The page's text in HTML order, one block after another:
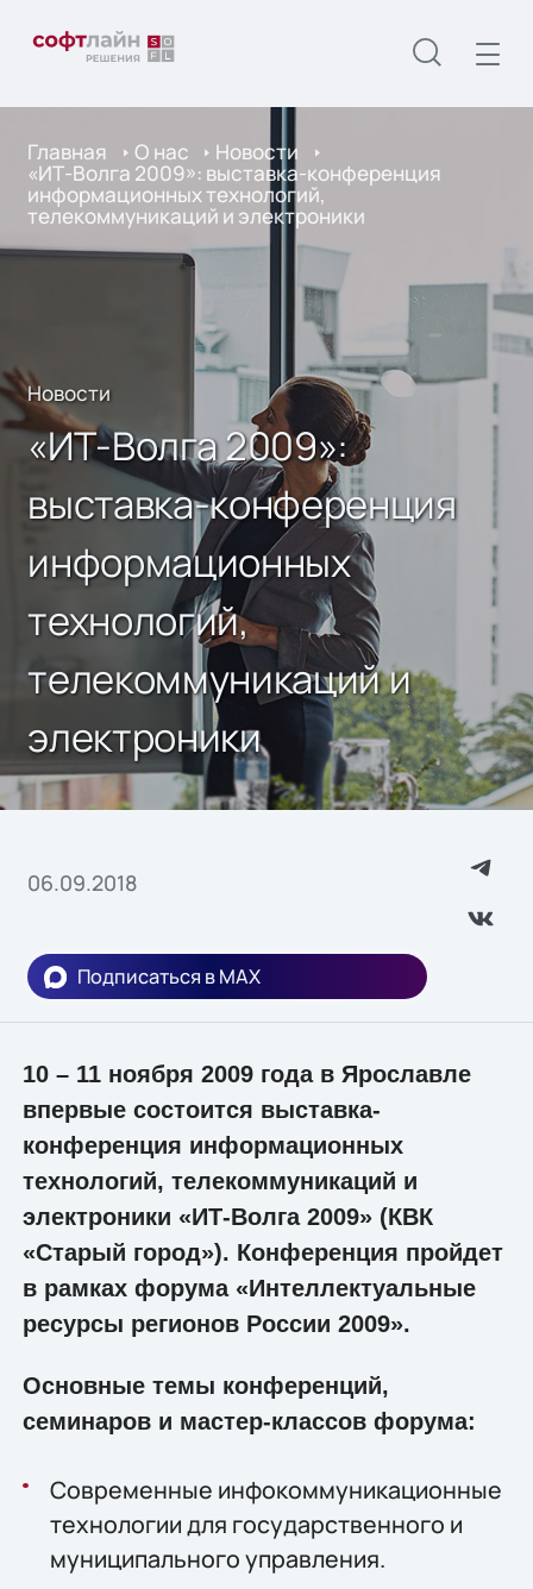
Главная О нас Новости
«ИТ-Волга 2009»: выставка-конференция
информационных технологий,
телекоммуникаций и электроники
Новости
«ИТ-Волга 2009»:
выставка-конференция
информационных
технологий,
телекоммуникаций и
электроники
06.09.2018
Подписаться в MAX
10 – 11 ноября 2009 года в Ярославле
впервые состоится выставка-
конференция информационных
технологий, телекоммуникаций и
электроники «ИТ-Волга 2009» (КВК
«Старый город»). Конференция пройдет
в рамках форума «Интеллектуальные
ресурсы регионов России 2009».
Основные темы конференций,
семинаров и мастер-классов форума:
Современные инфокоммуникационные
технологии для государственного и
муниципального управления.